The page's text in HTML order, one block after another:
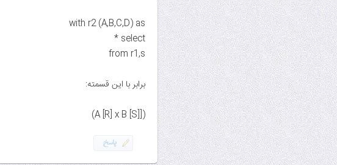
with r2 (A,B,C,D) as
select *
from r1,s
برابر با این قسمته:
([A [R] x B [S])